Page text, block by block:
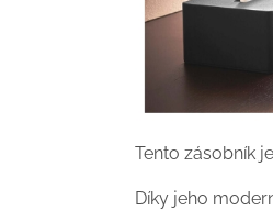
Tento zásobník
Díky jeho